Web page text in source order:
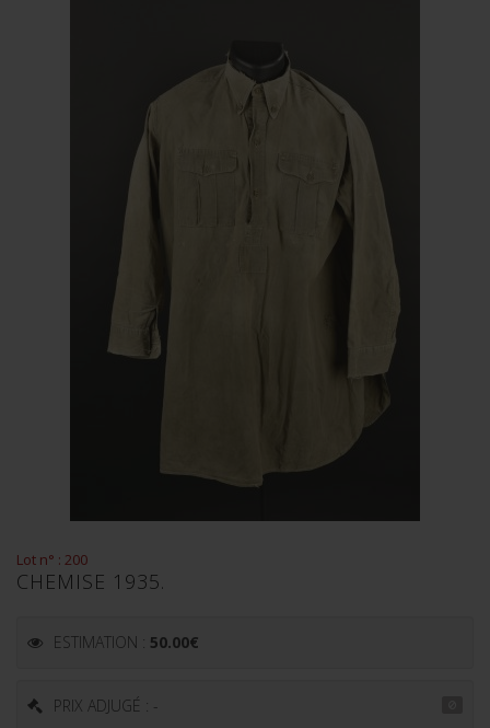
Lot n° : 200
CHEMISE 1935.
ESTIMATION : 50.00€
PRIX ADJUGÉ : -